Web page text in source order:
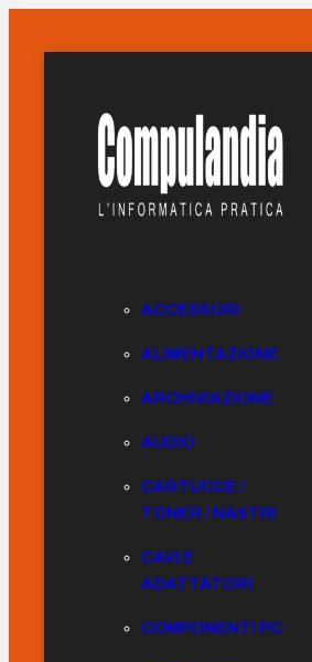
ACCESSORI
ALIMENTAZIONE
ARCHIVIAZIONE
AUDIO
CARTUCCE /
TONER / NASTRI
CAVI E
ADATTATORI
COMPONENTI PC